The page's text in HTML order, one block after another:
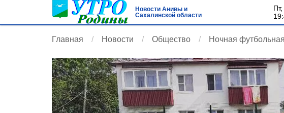
Новости Анивы и
Сахалинской области
Главная Новости Общество Ночная